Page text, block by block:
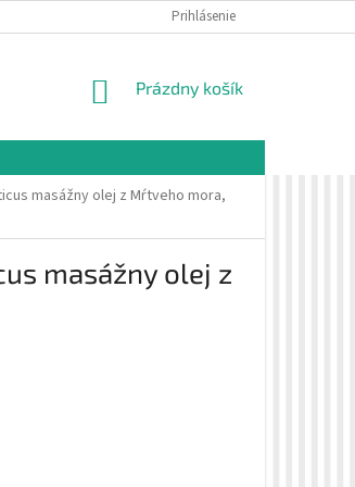
VZORKOVÁ PREDAJŇA
Prihlásenie
NÁKUPNÝ
Prázdny košík
masážny olej z Mŕtveho mora,
masážny olej z